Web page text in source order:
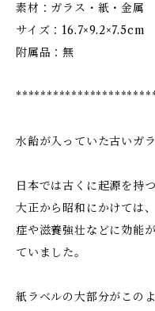
素材：ガラス・紙・金属
サイズ：16.7×9.2×7.5cm
附属品：無
水飴が入っていた古いガラ
日本では古くに起源を持つ
大正から昭和にかけては
症や滋養強壮などに効能
ていました。
紙ラベルの大部分がこの